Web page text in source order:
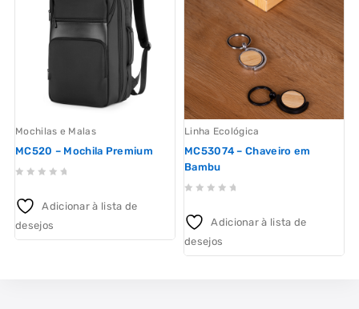
Mochilas e Malas
MC520 – Mochila Premium
out
Adicionar à lista de
desejos
Linha Ecológica
MC53074 – Chaveiro em
Bambu
out
Adicionar à lista de
desejos